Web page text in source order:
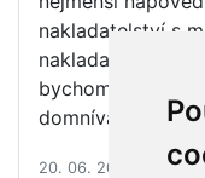
nakladatelství s
nakladatelství
bychom se mohli
domnívat)?
20. 06. 2018 12:00